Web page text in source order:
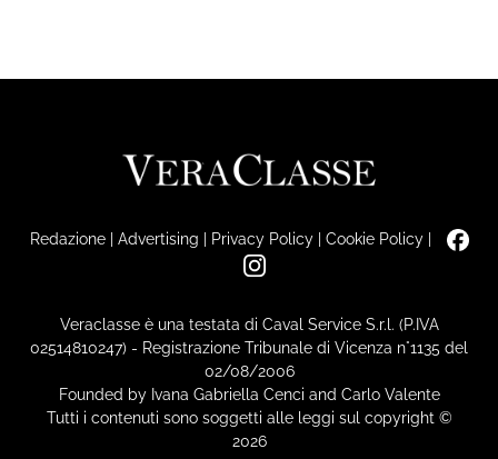
Redazione| Advertising | Privacy Policy| Cookie Policy|
Veraclasse è una testata di Caval Service S.r.l. (P.IVA
02514810247) - Registrazione Tribunale di Vicenza n°1135 del
02/08/2006
Founded by Ivana Gabriella Cenci and Carlo Valente
Tutti i contenuti sono soggetti alle leggi sul copyright ©
2026